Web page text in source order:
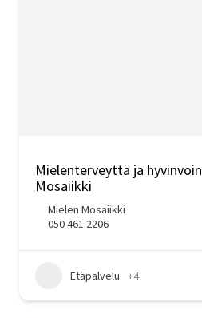
Mielenterveyttä ja
Mosaiikki
Mielen Mosaiikki
050 461 2206
Etäpalvelu +4